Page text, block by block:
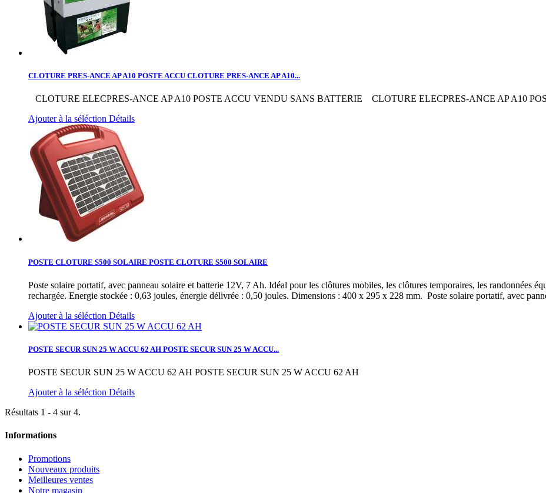
CLOTURE PRES-ANCE AP A10 POSTE ACCU CLOTURE PRES-ANCE AP A10...
CLOTURE ELECPRES-ANCE AP A10 POSTE ACCU VENDU SANS BATTERIE
CLOTURE ELECPRES-ANCE AP A10
Ajouter à la séléction Détails
POSTE CLOTURE S500 SOLAIRE POSTE CLOTURE S500 SOLAIRE
Poste solaire portatif, avec panneau solaire et batterie 12V, 7 Ah. Idéal pour les clôtures mobiles, les clôtures temporaires, les randonnées
rechargée. Energie stockée : 0,63 joules, énergie délivrée : 0,50 joules. Dimensions : 400 x 295 x 228 mm. Poste solaire portatif, avec
Ajouter à la séléction Détails
POSTE SECUR SUN 25 W ACCU 62 AH POSTE SECUR SUN 25 W ACCU...
POSTE SECUR SUN 25 W ACCU 62 AH POSTE SECUR SUN 25 W ACCU 62 AH
Ajouter à la séléction Détails
Résultats 1 - 4 sur 4.
Informations
Promotions
Nouveaux produits
Meilleures ventes
Notre magasin